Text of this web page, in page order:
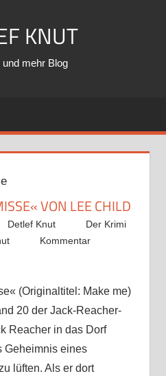
KNUT
mehr Blog
VON LEE CHILD
Detlef Knut
Der Krimi
Kommentar
(Originaltitel: Make me)
20 der Jack-Reacher-
Reacher in das Dorf
Geheimnis eines
lüften. Als er dort